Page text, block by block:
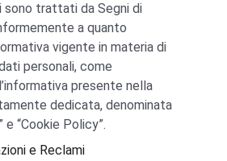
sono trattati da Segni di
a quanto
vigente in materia di
personali, come
presente nella
dedicata, denominata
e “Cookie Policy”.
e Reclami